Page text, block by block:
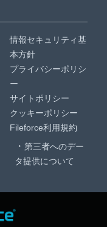
情報セキュリティ基
本方針
プライバシーポリシ
ー
サイトポリシー
クッキーポリシー
Fileforce利用規約
第三者へのデー
タ提供について